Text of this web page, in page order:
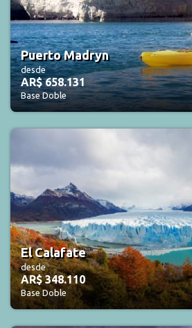
Puerto Madryn
desde
AR$ 658.131
Base Doble
El Calafate
desde
AR$ 348.110
Base Doble